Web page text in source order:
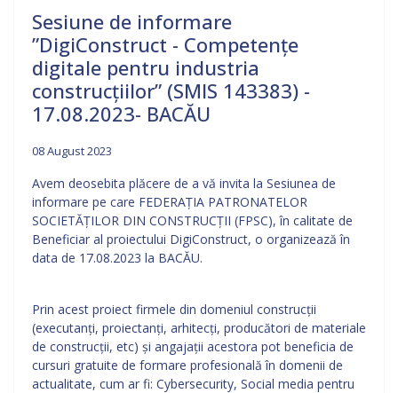
Sesiune de informare
”DigiConstruct - Competențe
digitale pentru industria
construcțiilor” (SMIS 143383) -
17.08.2023- BACĂU
08 August 2023
Avem deosebita plăcere de a vă invita la Sesiunea de
informare pe care FEDERAȚIA PATRONATELOR
SOCIETĂȚILOR DIN CONSTRUCȚII (FPSC), în calitate de
Beneficiar al proiectului DigiConstruct, o organizează în
data de 17.08.2023 la BACĂU.
Prin acest proiect firmele din domeniul construcții
(executanți, proiectanți, arhitecți, producători de materiale
de construcții, etc) și angajații acestora pot beneficia de
cursuri gratuite de formare profesională în domenii de
actualitate, cum ar fi: Cybersecurity, Social media pentru